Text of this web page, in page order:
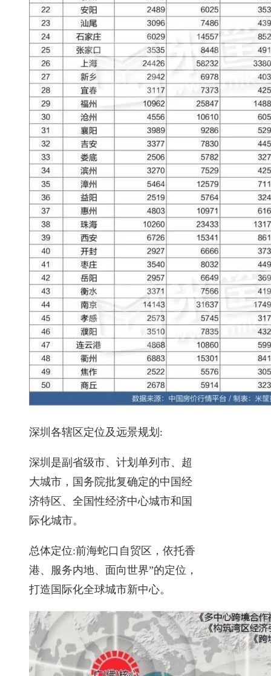
深圳各辖区定位及远景规划:
深圳是副省级市、计划单列市、超
大城市，国务院批复确定的中国经
济特区、全国性经济中心城市和国
际化城市。
总体定位:前海蛇口自贸区，依托香
港、服务内地、面向世界”的定位，
打造国际化全球城市新中心。